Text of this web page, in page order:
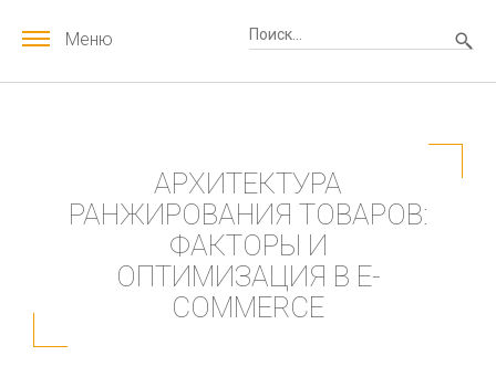
Меню
АРХИТЕКТУРА
РАНЖИРОВАНИЯ ТОВАРОВ:
ФАКТОРЫ И
ОПТИМИЗАЦИЯ В E-
COMMERCE